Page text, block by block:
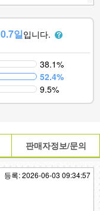
0.7일입니다.
38.1%
52.4%
9.5%
판매자정보/문의
등록: 2026-06-03 09:34:57